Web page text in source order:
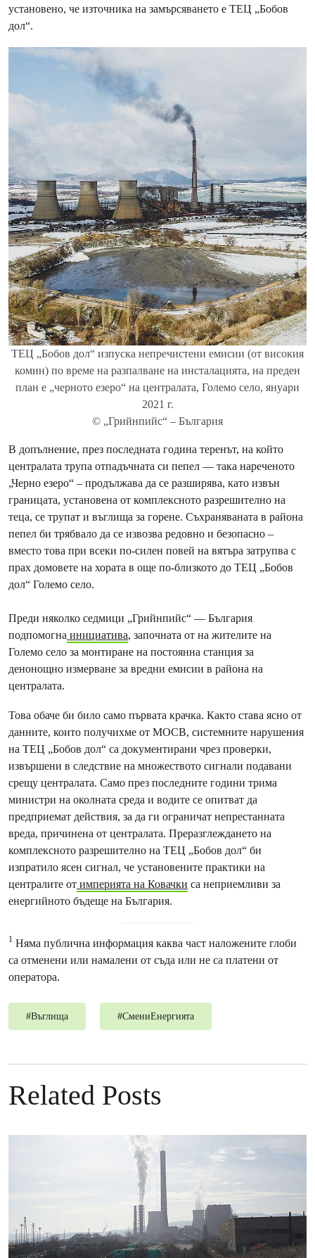
установено, че източника на замърсяването е ТЕЦ „Бобов
дол“.
ТЕЦ „Бобов дол“ изпуска непречистени емисии (от високия
комин) по време на разпалване на инсталацията, на преден
план е „черното езеро“ на централата, Големо село, януари
2021 г.
© „Грийнпийс“ – България
В допълнение, през последната година теренът, на който
централата трупа отпадъчната си пепел — така нареченото
„Черно езеро“ – продължава да се разширява, като извън
границата, установена от комплексното разрешително на
теца, се трупат и въглища за горене. Съхраняваната в района
пепел би трябвало да се извозва редовно и безопасно –
вместо това при всеки по-силен повей на вятъра затрупва с
прах домовете на хората в още по-близкото до ТЕЦ „Бобов
дол“ Големо село.
Преди няколко седмици „Грийнпийс“ — България
подпомогна инициатива, започната от на жителите на
Големо село за монтиране на постоянна станция за
денонощно измерване за вредни емисии в района на
централата.
Това обаче би било само първата крачка. Както става ясно от
данните, които получихме от МОСВ, системните нарушения
на ТЕЦ „Бобов дол“ са документирани чрез проверки,
извършени в следствие на множеството сигнали подавани
срещу централата. Само през последните години трима
министри на околната среда и водите се опитват да
предприемат действия, за да ги ограничат непрестанната
вреда, причинена от централата. Преразглеждането на
комплексното разрешително на ТЕЦ „Бобов дол“ би
изпратило ясен сигнал, че установените практики на
централите от империята на Ковачки са неприемливи за
енергийното бъдеще на България.
1 Няма публична информация каква част наложените глоби
са отменени или намалени от съда или не са платени от
оператора.
#Въглища #СмениЕнергията
Related Posts